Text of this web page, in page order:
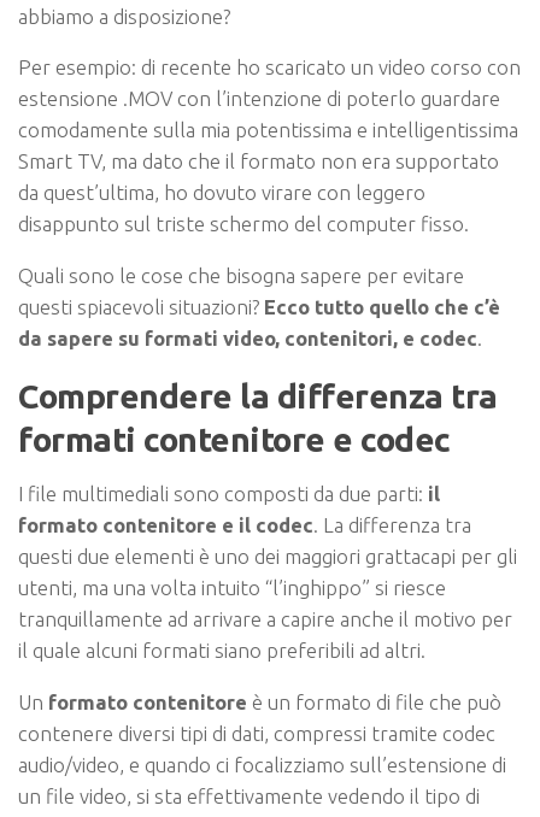
abbiamo a disposizione?
Per esempio: di recente ho scaricato un video corso con
estensione .MOV con l’intenzione di poterlo guardare
comodamente sulla mia potentissima e intelligentissima
Smart TV, ma dato che il formato non era supportato
da quest’ultima, ho dovuto virare con leggero
disappunto sul triste schermo del computer fisso.
Quali sono le cose che bisogna sapere per evitare
questi spiacevoli situazioni? Ecco tutto quello che c’è
da sapere su formati video, contenitori, e codec.
Comprendere la differenza tra
formati contenitore e codec
I file multimediali sono composti da due parti: il
formato contenitore e il codec. La differenza tra
questi due elementi è uno dei maggiori grattacapi per gli
utenti, ma una volta intuito “l’inghippo” si riesce
tranquillamente ad arrivare a capire anche il motivo per
il quale alcuni formati siano preferibili ad altri.
Un formato contenitore è un formato di file che può
contenere diversi tipi di dati, compressi tramite codec
audio/video, e quando ci focalizziamo sull’estensione di
un file video, si sta effettivamente vedendo il tipo di